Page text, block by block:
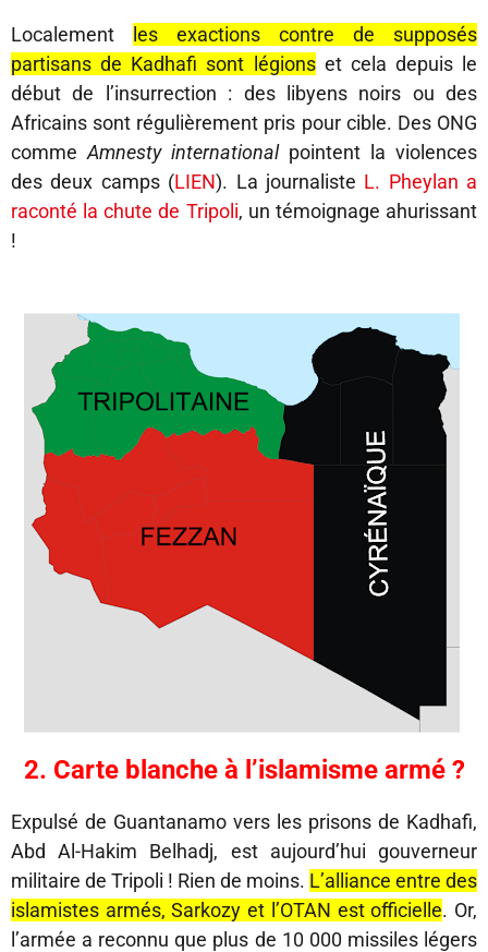
Localement
les exactions contre de supposés
partisans de Kadhafi sont légionset cela depuis le
début de l’insurrection : des libyens noirs ou des
Africains sont régulièrement pris pour cible. Des ONG
comme Amnesty internationalpointent la violences
des deux camps (LIEN). La journaliste L. Pheylan a
raconté la chute de Tripoli, un témoignage ahurissant
!
2. Carte blanche à l’islamisme armé ?
Expulsé de Guantanamo vers les prisons de Kadhafi,
Abd Al-Hakim Belhadj, est aujourd’hui gouverneur
militaire de Tripoli ! Rien de moins. L’alliance entre des
islamistes armés, Sarkozy et l’OTAN est officielle. Or,
l’armée a reconnu que plus de 10 000 missiles légers